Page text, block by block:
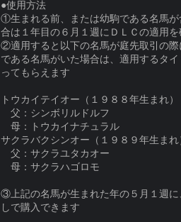
●使用方法
①生まれる前、または幼駒である名馬
合は１年目の６月１週にＤＬＣの適用
②適用すると以下の名馬が庭先取引の
である名馬がいた場合は、適用するタ
ってもらえます
トウカイテイオー（１９８８年生まれ）
父：シンボリルドルフ
母：トウカイナチュラル
サクラバクシンオー（１９８９年生まれ
父：サクラユタカオー
母：サクラハゴロモ
③上記の名馬が生まれた年の５月１週
しで購入できます